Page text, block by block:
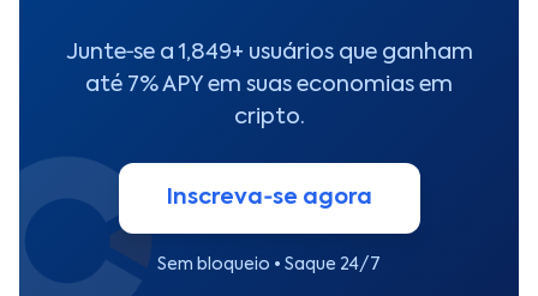
Junte‑se a 1,849+ usuários que ganham
até 7% APY em suas economias em
cripto.
Inscreva‑se agora
Sem bloqueio • Saque 24/7